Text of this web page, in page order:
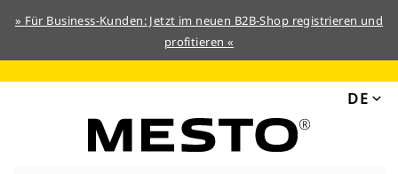
» Für Business-Kunden: Jetzt im neuen B2B-Shop registrieren und
profitieren «
DE